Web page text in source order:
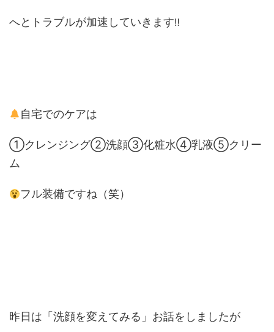
へとトラブルが加速していきます‼
自宅でのケアは
①クレンジング②洗顔③化粧水④乳液⑤クリー
ム
フル装備ですね（笑）
昨日は「洗顔を変えてみる」お話をしましたが